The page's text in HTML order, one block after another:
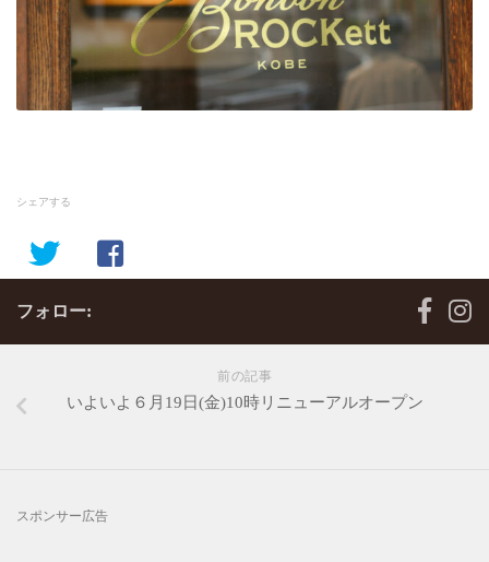
シェアする
フォロー:
前の記事
いよいよ６月19日(金)10時リニューアルオープン
スポンサー広告